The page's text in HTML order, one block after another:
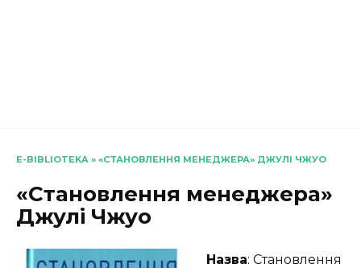
E-BIBLIOTEKA » «СТАНОВЛЕННЯ МЕНЕДЖЕРА» ДЖУЛІ ЧЖУО
«Становлення менеджера»
Джулі Чжуо
Назва: Становлення